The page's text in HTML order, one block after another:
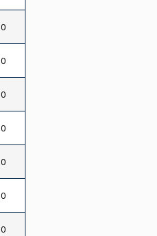
0
0
0
0
0
0
0